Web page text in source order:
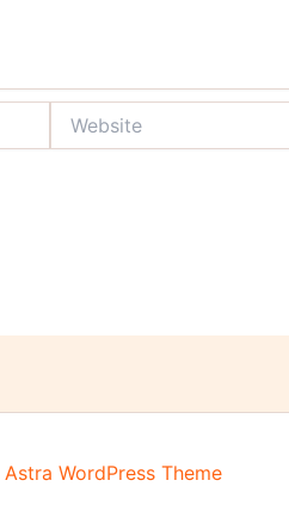
Astra WordPress Theme